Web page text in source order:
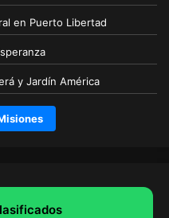
en Puerto Libertad
y Jardín América